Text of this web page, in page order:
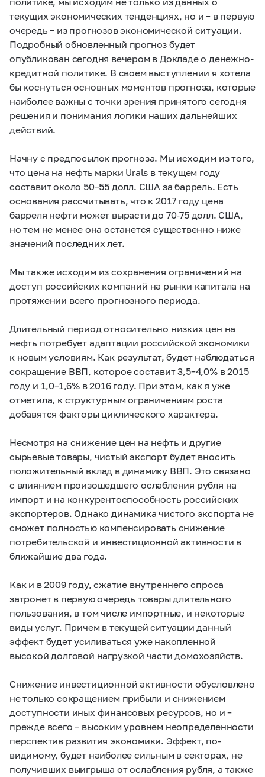
текущих экономических тенденциях, но и – в первую
очередь – из прогнозов экономической ситуации.
Подробный обновленный прогноз будет
опубликован сегодня вечером в Докладе о денежно-
кредитной политике. В своем выступлении я хотела
бы коснуться основных моментов прогноза, которые
наиболее важны с точки зрения принятого сегодня
решения и понимания логики наших дальнейших
действий.
Начну с предпосылок прогноза. Мы исходим из того,
что цена на нефть марки Urals в текущем году
составит около 50–55 долл. США за баррель. Есть
основания рассчитывать, что к 2017 году цена
барреля нефти может вырасти до 70-75 долл. США,
но тем не менее она останется существенно ниже
значений последних лет.
Мы также исходим из сохранения ограничений на
доступ российских компаний на рынки капитала на
протяжении всего прогнозного периода.
Длительный период относительно низких цен на
нефть потребует адаптации российской экономики
к новым условиям. Как результат, будет наблюдаться
сокращение ВВП, которое составит 3,5–4,0% в 2015
году и 1,0–1,6% в 2016 году. При этом, как я уже
отметила, к структурным ограничениям роста
добавятся факторы циклического характера.
Несмотря на снижение цен на нефть и другие
сырьевые товары, чистый экспорт будет вносить
положительный вклад в динамику ВВП. Это связано
с влиянием произошедшего ослабления рубля на
импорт и на конкурентоспособность российских
экспортеров. Однако динамика чистого экспорта не
сможет полностью компенсировать снижение
потребительской и инвестиционной активности в
ближайшие два года.
Как и в 2009 году, сжатие внутреннего спроса
затронет в первую очередь товары длительного
пользования, в том числе импортные, и некоторые
виды услуг. Причем в текущей ситуации данный
эффект будет усиливаться уже накопленной
высокой долговой нагрузкой части домохозяйств.
Снижение инвестиционной активности обусловлено
не только сокращением прибыли и снижением
доступности иных финансовых ресурсов, но и –
прежде всего – высоким уровнем неопределенности
перспектив развития экономики. Эффект, по-
видимому, будет наиболее сильным в секторах, не
получивших выигрыша от ослабления рубля, а также